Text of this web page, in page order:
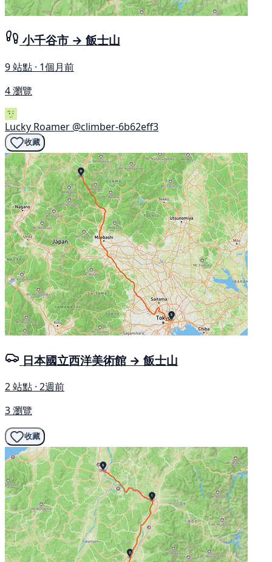
小千谷市 → 飯士山
9 站點 · 1個月前
4 瀏覽
Lucky Roamer @climber-6b62eff3
收藏
日本國立西洋美術館 → 飯士山
2 站點 · 2週前
3 瀏覽
收藏